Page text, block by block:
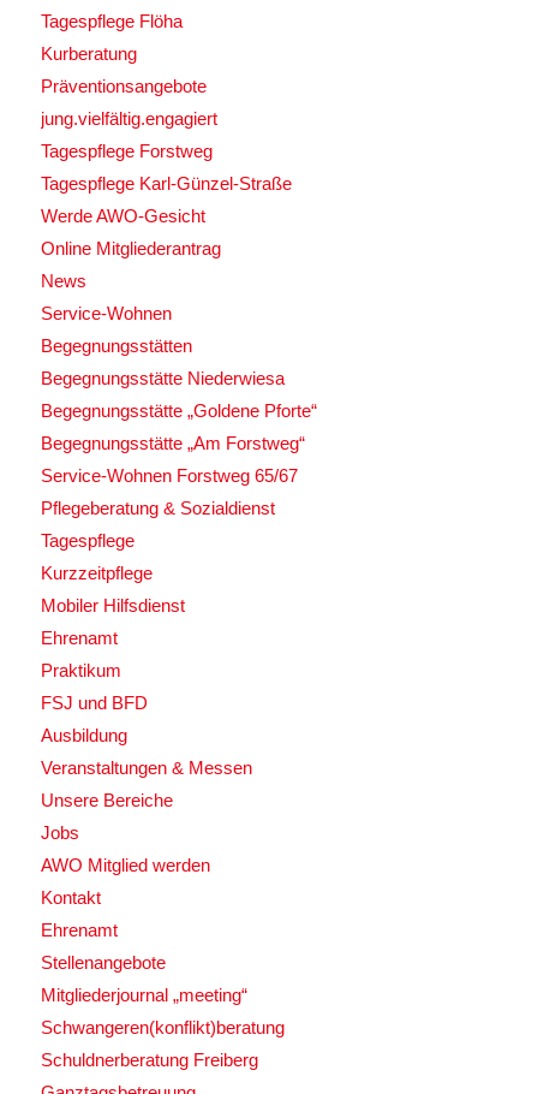
Tagespflege Flöha
Kurberatung
Präventionsangebote
jung.vielfältig.engagiert
Tagespflege Forstweg
Tagespflege Karl-Günzel-Straße
Werde AWO-Gesicht
Online Mitgliederantrag
News
Service-Wohnen
Begegnungsstätten
Begegnungsstätte Niederwiesa
Begegnungsstätte „Goldene Pforte“
Begegnungsstätte „Am Forstweg“
Service-Wohnen Forstweg 65/67
Pflegeberatung & Sozialdienst
Tagespflege
Kurzzeitpflege
Mobiler Hilfsdienst
Ehrenamt
Praktikum
FSJ und BFD
Ausbildung
Veranstaltungen & Messen
Unsere Bereiche
Jobs
AWO Mitglied werden
Kontakt
Ehrenamt
Stellenangebote
Mitgliederjournal „meeting“
Schwangeren(konflikt)beratung
Schuldnerberatung Freiberg